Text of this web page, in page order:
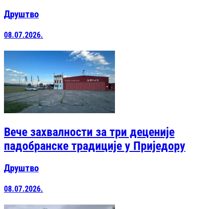
Друштво
08.07.2026.
Вече захвалности за три деценије
падобранске традиције у Приједору
Друштво
08.07.2026.